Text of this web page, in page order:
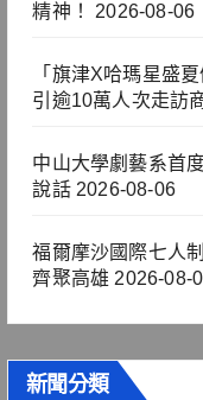
精神！
2026-08-06
「旗津X哈瑪星盛
引逾10萬人次走訪
中山大學劇藝系首
說話 2026-08-06
福爾摩沙國際七人
齊聚高雄 2026-08-
新聞分類